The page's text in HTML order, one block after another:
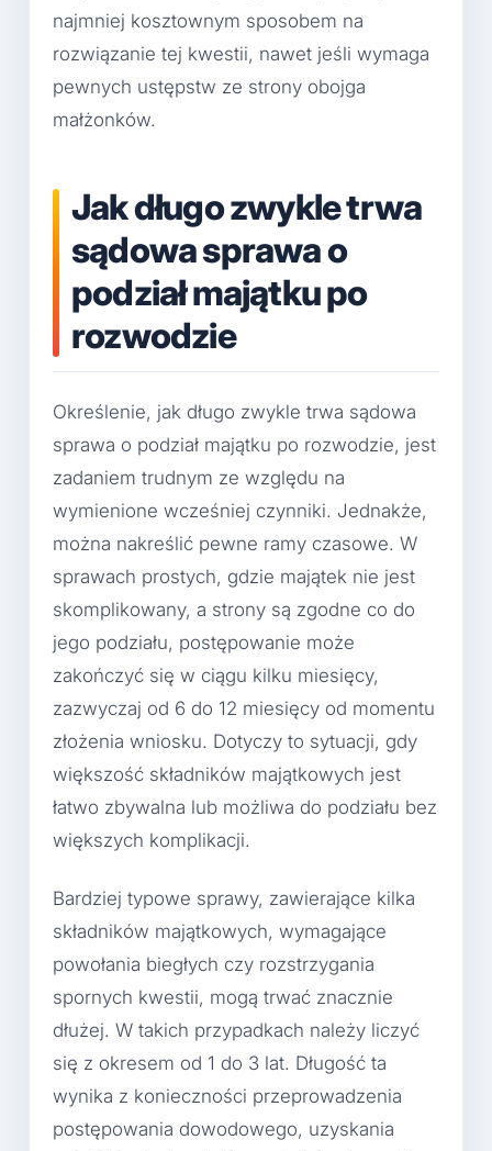
najmniej kosztownym sposobem na
rozwiązanie tej kwestii, nawet jeśli wymaga
pewnych ustępstw ze strony obojga
małżonków.
Jak długo zwykle trwa
sądowa sprawa o
podział majątku po
rozwodzie
Określenie, jak długo zwykle trwa sądowa
sprawa o podział majątku po rozwodzie, jest
zadaniem trudnym ze względu na
wymienione wcześniej czynniki. Jednakże,
można nakreślić pewne ramy czasowe. W
sprawach prostych, gdzie majątek nie jest
skomplikowany, a strony są zgodne co do
jego podziału, postępowanie może
zakończyć się w ciągu kilku miesięcy,
zazwyczaj od 6 do 12 miesięcy od momentu
złożenia wniosku. Dotyczy to sytuacji, gdy
większość składników majątkowych jest
łatwo zbywalna lub możliwa do podziału bez
większych komplikacji.
Bardziej typowe sprawy, zawierające kilka
składników majątkowych, wymagające
powołania biegłych czy rozstrzygania
spornych kwestii, mogą trwać znacznie
dłużej. W takich przypadkach należy liczyć
się z okresem od 1 do 3 lat. Długość ta
wynika z konieczności przeprowadzenia
postępowania dowodowego, uzyskania